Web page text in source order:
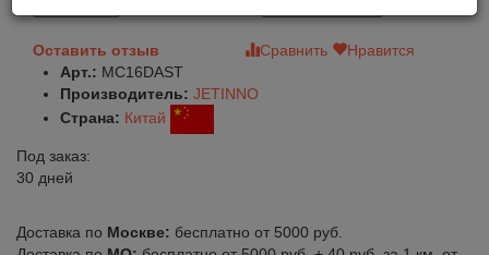
Оставить отзыв Сравнить
Нравится
Арт.: MC16DAST
Производитель: JETINNO
Страна: Китай
Под заказ:
30 дней
Доставка по Москве: бесплатно от 5000 руб.